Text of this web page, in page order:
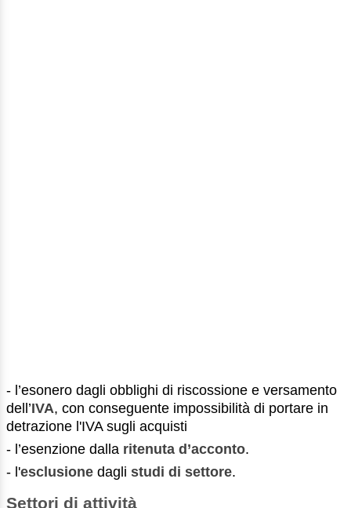
- l’esonero dagli obblighi di riscossione e versamento
dell’IVA, con conseguente impossibilità di portare in
detrazione l'IVA sugli acquisti
- l’esenzione dalla ritenuta d’acconto.
- l'esclusione dagli studi di settore.
Settori di attività